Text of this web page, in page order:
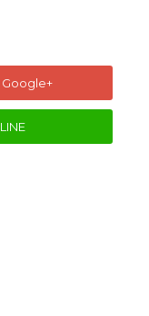
Google+
LINE